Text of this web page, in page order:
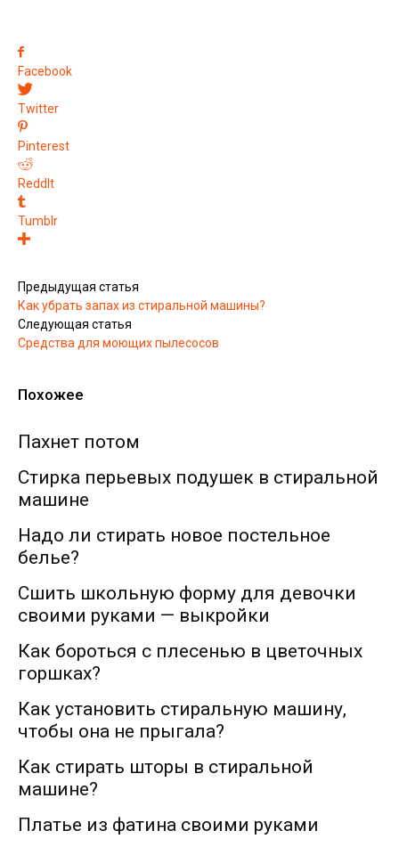
Facebook
Twitter
Pinterest
ReddIt
Tumblr
Предыдущая статья
Как убрать запах из стиральной машины?
Следующая статья
Средства для моющих пылесосов
Похожее
Пахнет потом
Стирка перьевых подушек в стиральной
машине
Надо ли стирать новое постельное
белье?
Сшить школьную форму для девочки
своими руками — выкройки
Как бороться с плесенью в цветочных
горшках?
Как установить стиральную машину,
чтобы она не прыгала?
Как стирать шторы в стиральной
машине?
Платье из фатина своими руками